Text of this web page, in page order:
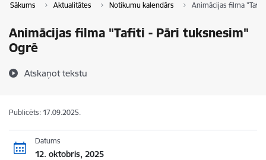
Sākums Aktualitātes Notikumu kalendārs Animācijas filma
Animācijas filma "Tafiti - Pāri tuksnesim"
Ogrē
Atskaņot tekstu
Publicēts: 17.09.2025.
Datums
12. oktobris, 2025